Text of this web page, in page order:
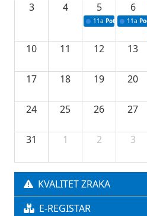
3 4 5
11a Potpisivanje
6
11a
10 11 12 13
17 18 19 20
24 25 26 27
31 1 2 3
KVALITET ZRAKA
E-REGISTAR